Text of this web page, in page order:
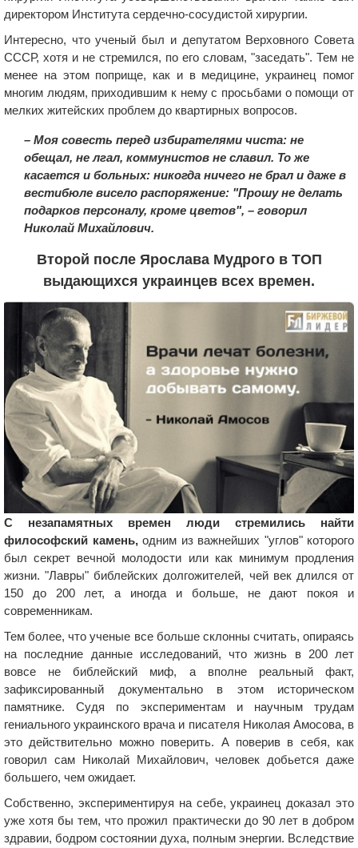
директором Института сердечно-сосудистой хирургии.
Интересно, что ученый был и депутатом Верховного Совета
СССР, хотя и не стремился, по его словам, "заседать". Тем не
менее на этом поприще, как и в медицине, украинец помог
многим людям, приходившим к нему с просьбами о помощи от
мелких житейских проблем до квартирных вопросов.
– Моя совесть перед избирателями чиста: не
обещал, не лгал, коммунистов не славил. То же
касается и больных: никогда ничего не брал и даже в
вестибюле висело распоряжение: "Прошу не делать
подарков персоналу, кроме цветов", – говорил
Николай Михайлович.
Второй после Ярослава Мудрого в ТОП
выдающихся украинцев всех времен.
С незапамятных времен люди стремились найти
философский камень,одним из важнейших "углов" которого
был секрет вечной молодости или как минимум продления
жизни. "Лавры" библейских долгожителей, чей век длился от
150 до 200 лет, а иногда и больше, не дают покоя и
современникам.
Тем более, что ученые все больше склонны считать, опираясь
на последние данные исследований, что жизнь в 200 лет
вовсе не библейский миф, а вполне реальный факт,
зафиксированный документально в этом историческом
памятнике. Судя по экспериментам и научным трудам
гениального украинского врача и писателя Николая Амосова, в
это действительно можно поверить. А поверив в себя, как
говорил сам Николай Михайлович, человек добьется даже
большего, чем ожидает.
Собственно, экспериментируя на себе, украинец доказал это
уже хотя бы тем, что прожил практически до 90 лет в добром
здравии, бодром состоянии духа, полным энергии. Вследствие